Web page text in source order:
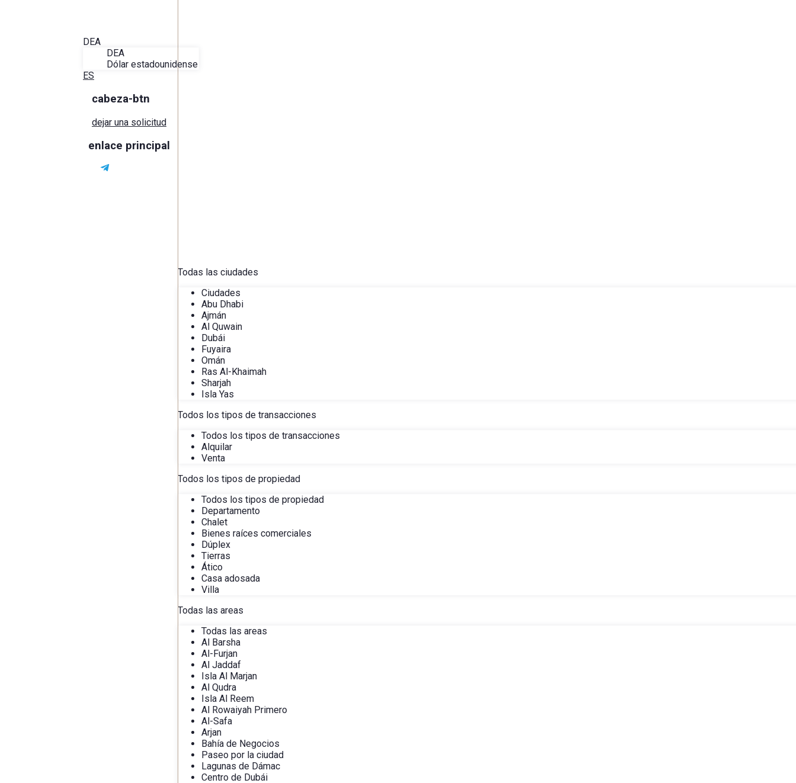
DEA
DEA
Dólar estadounidense
ES
cabeza-btn
dejar una solicitud
enlace principal
Todas las ciudades
Ciudades
Abu Dhabi
Ajmán
Al Quwain
Dubái
Fuyaira
Omán
Ras Al-Khaimah
Sharjah
Isla Yas
Todos los tipos de transacciones
Todos los tipos de transacciones
Alquilar
Venta
Todos los tipos de propiedad
Todos los tipos de propiedad
Departamento
Chalet
Bienes raíces comerciales
Dúplex
Tierras
Ático
Casa adosada
Villa
Todas las areas
Todas las areas
Al Barsha
Al-Furjan
Al Jaddaf
Isla Al Marjan
Al Qudra
Isla Al Reem
Al Rowaiyah Primero
Al-Safa
Arjan
Bahía de Negocios
Paseo por la ciudad
Lagunas de Dámac
Centro de Dubái